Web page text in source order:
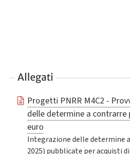
Allegati
Progetti PNRR M4C2 -
delle determine a contrarre
euro
Integrazione delle determine
2025) pubblicate per acquisti